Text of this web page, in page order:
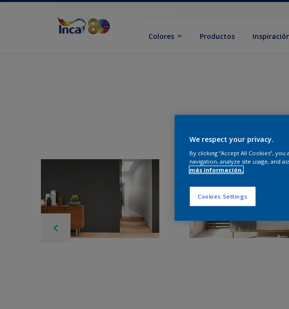
Colores Productos
We respect your privacy.
By clicking “Accept All Cookies”,
navigation, analyze site usage, and
más información.
Cookies Settings